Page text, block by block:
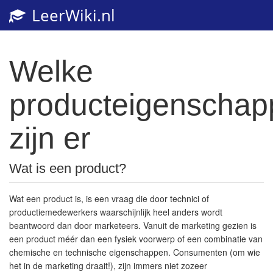
LeerWiki.nl
Welke
zijn er
Wat is een product?
Wat een product is, is een vraag die door technici of
productiemedewerkers waarschijnlijk heel anders wordt
beantwoord dan door marketeers. Vanuit de marketing gezien is
een product méér dan een fysiek voorwerp of een combinatie van
chemische en technische eigenschappen. Consumenten (om wie
het in de marketing draait!), zijn immers niet zozeer